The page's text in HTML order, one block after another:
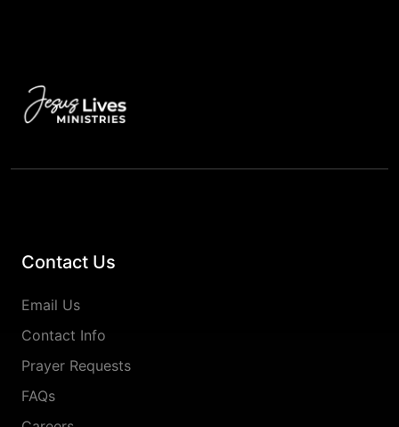
Contact Us
Email Us
Contact Info
Prayer Requests
FAQs